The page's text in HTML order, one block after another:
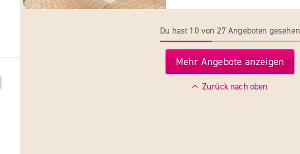
Du hast 10 von 27 Angeboten gesehen
Mehr Angebote anzeigen
Zurück nach oben